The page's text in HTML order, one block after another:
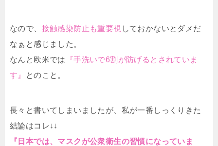
なので、 接触感染防止も重要視 しておかないとダメだ
なぁと感じました。
なんと欧米では
『手洗いで6割が防げるとされていま
す』
とのこと。
長々と書いてしまいましたが、私が一番しっくりきた
結論はコレ↓↓
『日本では、マスクが公衆衛生の習慣になっていま